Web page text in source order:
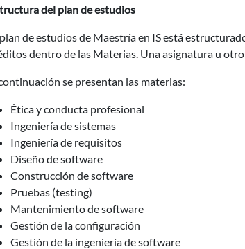
del plan de estudios
de estudios de Maestría en IS está
dentro de las Materias. Una asignatura u
se presentan las materias:
Ética y conducta profesional
Ingeniería de sistemas
Ingeniería de requisitos
Diseño de software
Construcción de software
Pruebas (testing)
Mantenimiento de software
Gestión de la configuración
Gestión de la ingeniería de software